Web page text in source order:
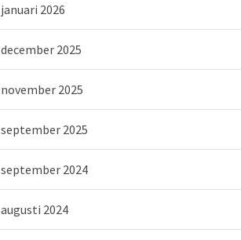
januari 2026
december 2025
november 2025
september 2025
september 2024
augusti 2024